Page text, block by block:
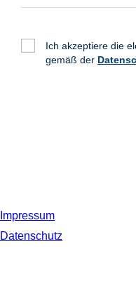
Ich akzeptiere die
gemäß der
Impressum
Datenschutz